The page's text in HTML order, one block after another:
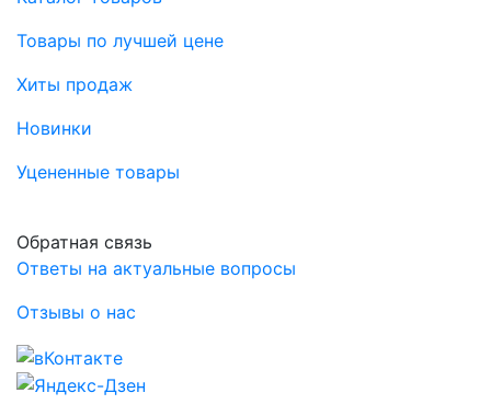
Товары по лучшей цене
Хиты продаж
Новинки
Уцененные товары
Обратная связь
Ответы на актуальные вопросы
Отзывы о нас